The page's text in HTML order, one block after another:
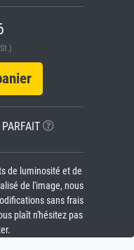
de luminosité et de
de l'image, nous
sans frais
plaît n'hésitez pas